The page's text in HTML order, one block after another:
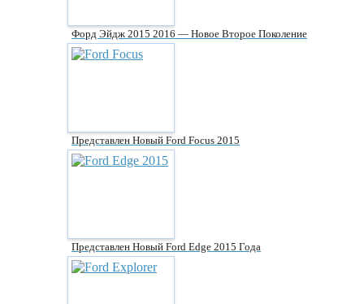
Форд Эйдж 2015 2016 — Новое Второе Поколение
Представлен Новый Ford Focus 2015
Представлен Новый Ford Edge 2015 Года